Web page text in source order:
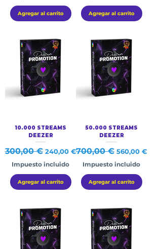
Agregar al carrito Agregar al carrito
10.000 STREAMS
DEEZER
Precio
300,00 € Precio de oferta
240,00 €
Impuesto incluido
Agregar al carrito
50.000 STREAMS
DEEZER
Precio
700,00 € Precio de
560,00 €
Impuesto incluido
Agregar al carrito